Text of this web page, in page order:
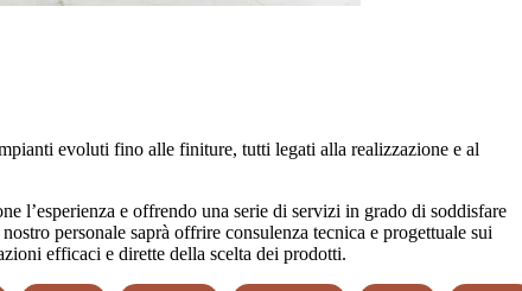
evoluti fino alle finiture, tutti legati alla realizzazione e al
l’esperienza e offrendo una serie di servizi in grado di soddisfare
personale saprà offrire consulenza tecnica e progettuale sui
efficaci e dirette della scelta dei prodotti.